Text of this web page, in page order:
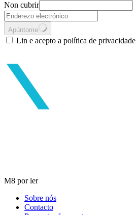
Non cubrir
Apúntome
Lin e acepto a política de privacidade
M8 por ler
Sobre nós
Contacto